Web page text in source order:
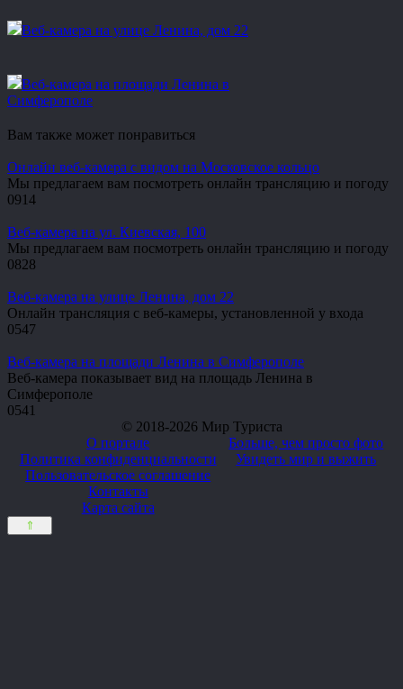
Веб-камера на улице Ленина, дом 22
Веб-камера на площади Ленина в
Симферополе
Вам также может понравиться
Онлайн веб-камера с видом на Московское кольцо
Мы предлагаем вам посмотреть онлайн трансляцию и погоду
0914
Веб-камера на ул. Киевская, 100
Мы предлагаем вам посмотреть онлайн трансляцию и погоду
0828
Веб-камера на улице Ленина, дом 22
Онлайн трансляция c веб-камеры, установленной у входа
0547
Веб-камера на площади Ленина в Симферополе
Веб-камера показывает вид на площадь Ленина в
Симферополе
0541
© 2018-2026 Мир Туриста
О портале
Политика конфиденциальности
Пользовательское соглашение
Контакты
Карта сайта
Больше, чем просто фото
Увидеть мир и выжить